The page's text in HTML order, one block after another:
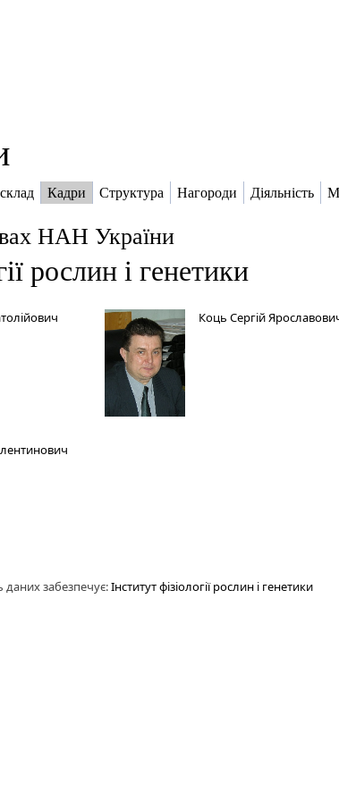
Кадри Структура Нагороди Діяльність
НАН України
рослин і генетики
Коць Сергій
даних забезпечує:Інститут фізіології рослин і генетики